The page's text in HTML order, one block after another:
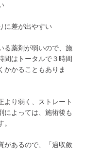
に差が出やすい
る薬剤が弱いので、施
間はトータルで３時間
かかることもありま
より弱く、ストレート
によっては、施術後も
があるので、「過収斂